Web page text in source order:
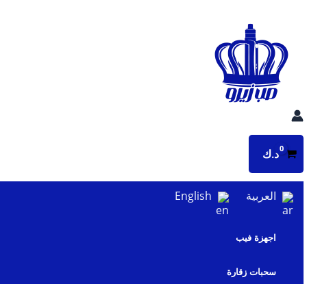
المحتوى
د.ك
العربية English
اجهزة فيب
سحبات زقارة